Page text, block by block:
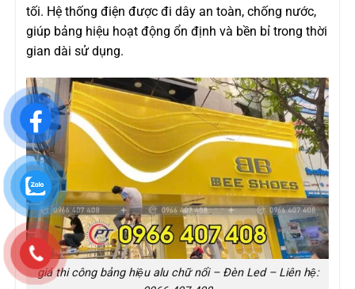
tối. Hệ thống điện được đi dây an toàn, chống nước,
giúp bảng hiệu hoạt động ổn định và bền bỉ trong thời
gian dài sử dụng.
giá thi công bảng hiệu alu chữ nổi – Đèn Led – Liên hệ: